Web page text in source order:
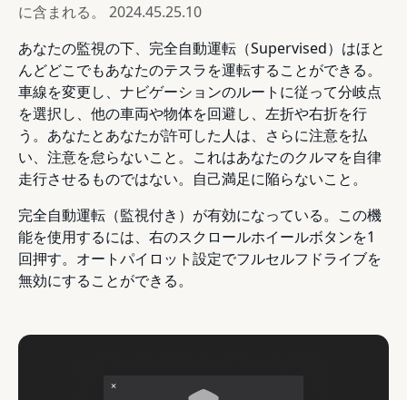
に含まれる。 2024.45.25.10
あなたの監視の下、完全自動運転（Supervised）はほと
んどどこでもあなたのテスラを運転することができる。
車線を変更し、ナビゲーションのルートに従って分岐点
を選択し、他の車両や物体を回避し、左折や右折を行
う。あなたとあなたが許可した人は、さらに注意を払
い、注意を怠らないこと。これはあなたのクルマを自律
走行させるものではない。自己満足に陥らないこと。
完全自動運転（監視付き）が有効になっている。この機
能を使用するには、右のスクロールホイールボタンを1
回押す。オートパイロット設定でフルセルフドライブを
無効にすることができる。